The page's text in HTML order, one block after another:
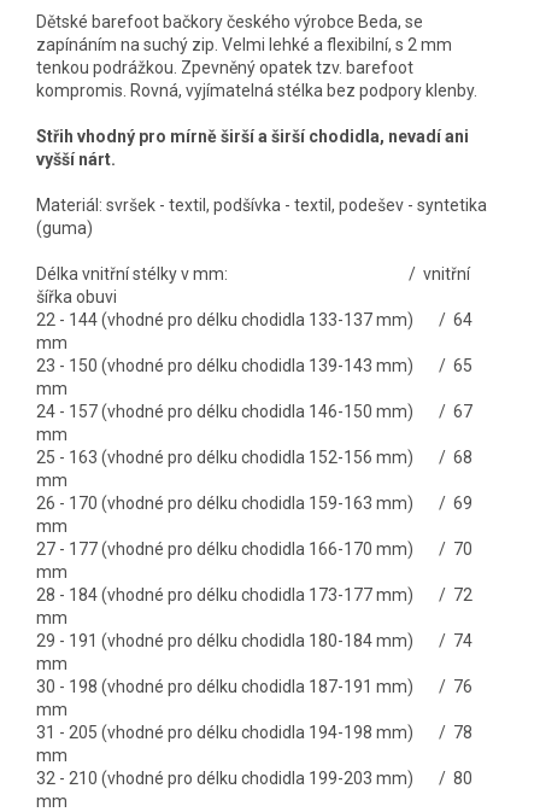
Dětské barefoot bačkory českého výrobce Beda, se
zapínáním na suchý zip. Velmi lehké a flexibilní, s 2 mm
tenkou podrážkou. Zpevněný opatek tzv. barefoot
kompromis. Rovná, vyjímatelná stélka bez podpory klenby.
Střih vhodný pro mírně širší a širší chodidla, nevadí ani
vyšší nárt.
Materiál: svršek - textil, podšívka - textil, podešev - syntetika
(guma)
Délka vnitřní stélky v mm: / vnitřní
šířka obuvi
22 - 144 (vhodné pro délku chodidla 133-137 mm) / 64
mm
23 - 150 (vhodné pro délku chodidla 139-143 mm) / 65
mm
24 - 157 (vhodné pro délku chodidla 146-150 mm) / 67
mm
25 - 163 (vhodné pro délku chodidla 152-156 mm) / 68
mm
26 - 170 (vhodné pro délku chodidla 159-163 mm) / 69
mm
27 - 177 (vhodné pro délku chodidla 166-170 mm) / 70
mm
28 - 184 (vhodné pro délku chodidla 173-177 mm) / 72
mm
29 - 191 (vhodné pro délku chodidla 180-184 mm) / 74
mm
30 - 198 (vhodné pro délku chodidla 187-191 mm) / 76
mm
31 - 205 (vhodné pro délku chodidla 194-198 mm) / 78
mm
32 - 210 (vhodné pro délku chodidla 199-203 mm) / 80
mm